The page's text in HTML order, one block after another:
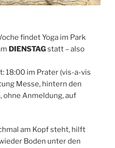
findet Yoga im Park
DIENSTAGstatt – also
18:00 im Prater (vis-a-vis
Messe, hintern den
ohne Anmeldung, auf
am Kopf steht, hilft
Boden unter den